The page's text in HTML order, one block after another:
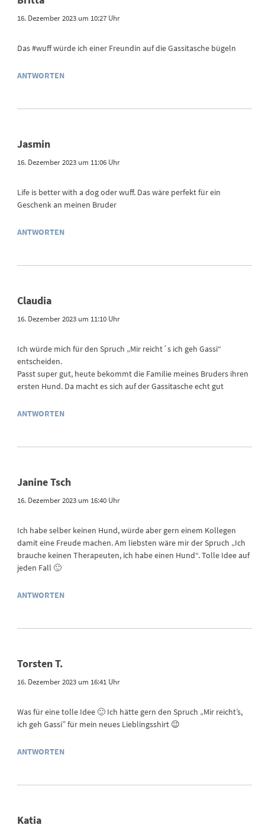
16. Dezember 2023 um 10:27 Uhr
Das #wuff würde ich einer Freundin auf die Gassitasche bügeln
ANTWORTEN
Jasmin
16. Dezember 2023 um 11:06 Uhr
Life is better with a dog oder wuff. Das wäre perfekt für ein
Geschenk an meinen Bruder
ANTWORTEN
Claudia
16. Dezember 2023 um 11:10 Uhr
Ich würde mich für den Spruch „Mir reicht´s ich geh Gassi“
entscheiden.
Passt super gut, heute bekommt die Familie meines Bruders ihren
ersten Hund. Da macht es sich auf der Gassitasche echt gut
ANTWORTEN
Janine Tsch
16. Dezember 2023 um 16:40 Uhr
Ich habe selber keinen Hund, würde aber gern einem Kollegen
damit eine Freude machen. Am liebsten wäre mir der Spruch „Ich
brauche keinen Therapeuten, ich habe einen Hund“. Tolle Idee auf
jeden Fall 🙂
ANTWORTEN
Torsten T.
16. Dezember 2023 um 16:41 Uhr
Was für eine tolle Idee 🙂 Ich hätte gern den Spruch „Mir reicht’s,
ich geh Gassi” für mein neues Lieblingsshirt 😉
ANTWORTEN
Katia